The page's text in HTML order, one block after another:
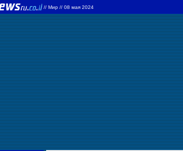
// Мир // 08 мая 2024